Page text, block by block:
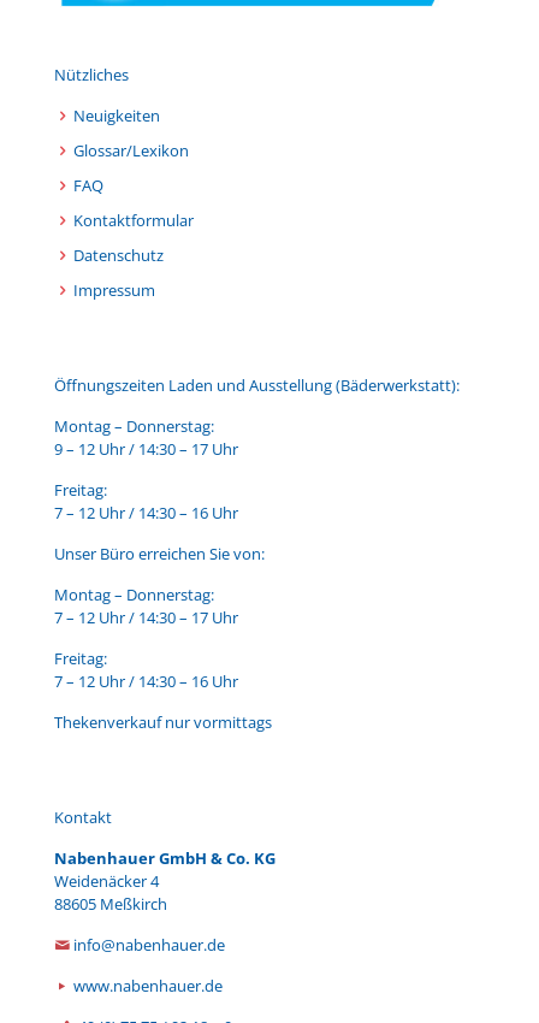
Nützliches
Neuigkeiten
Glossar/Lexikon
FAQ
Kontaktformular
Datenschutz
Impressum
Öffnungszeiten Laden und Ausstellung (Bäderwerkstatt):
Montag – Donnerstag:
9 – 12 Uhr / 14:30 – 17 Uhr
Freitag:
7 – 12 Uhr / 14:30 – 16 Uhr
Unser Büro erreichen Sie von:
Montag – Donnerstag:
7 – 12 Uhr / 14:30 – 17 Uhr
Freitag:
7 – 12 Uhr / 14:30 – 16 Uhr
Thekenverkauf nur vormittags
Kontakt
Nabenhauer GmbH & Co. KG
Weidenäcker 4
88605 Meßkirch
info@nabenhauer.de
www.nabenhauer.de